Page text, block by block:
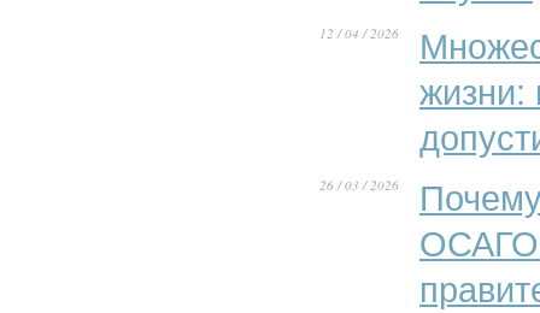
12 / 04 / 2026
жизни:
26 / 03 / 2026